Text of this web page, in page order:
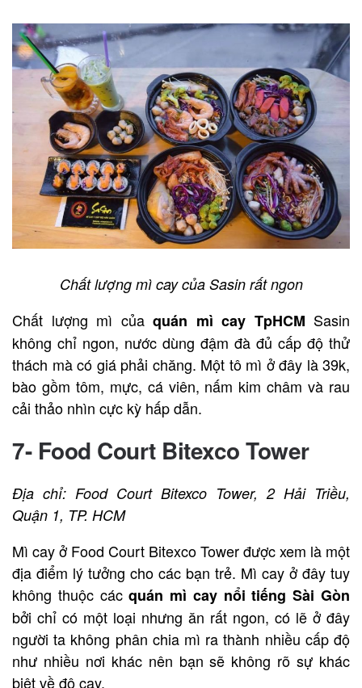
Chất lượng mì cay của Sasin rất ngon
Chất lượng mì của quán mì cay TpHCM Sasin
không chỉ ngon, nước dùng đậm đà đủ cấp độ thử
thách mà có giá phải chăng. Một tô mì ở đây là 39k,
bào gồm tôm, mực, cá viên, nấm kim châm và rau
cải thảo nhìn cực kỳ hấp dẫn.
7- Food Court Bitexco Tower
Địa chỉ: Food Court Bitexco Tower, 2 Hải Triều,
Quận 1, TP. HCM
Mì cay ở Food Court Bitexco Tower được xem là một
địa điểm lý tưởng cho các bạn trẻ. Mì cay ở đây tuy
không thuộc cácquán mì cay nổi tiếng Sài Gòn
bởi chỉ có một loại nhưng ăn rất ngon, có lẽ ở đây
người ta không phân chia mì ra thành nhiều cấp độ
như nhiều nơi khác nên bạn sẽ không rõ sự khác
biệt về độ cay.